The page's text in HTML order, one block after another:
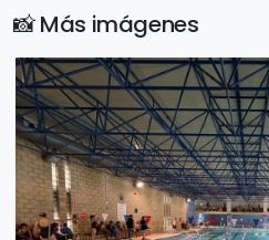
📸 Más imágenes